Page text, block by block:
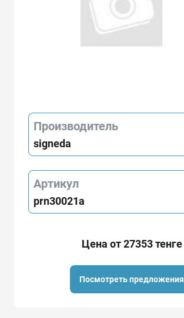
Производитель
signeda
Артикул
prn30021a
Цена от 27353 тенге
Посмотреть предложения